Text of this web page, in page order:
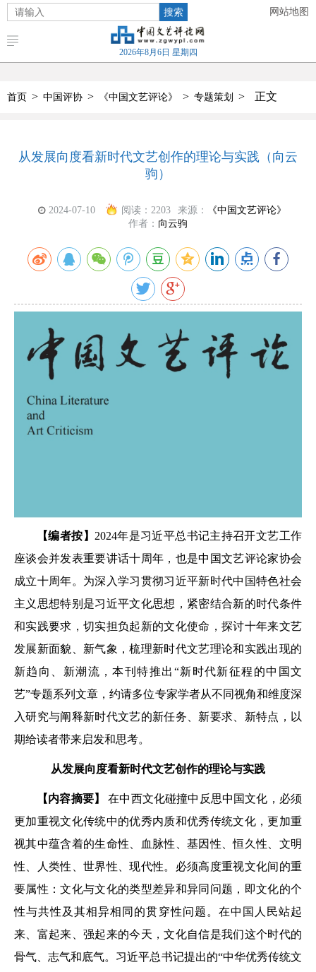
搜索 网站地图
2026年8月6日 星期四
首页 > 中国评协 > 《中国文艺评论》 > 专题策划 > 正文
从发展向度看新时代文艺创作的理论与实践（向云
驹）
2024-07-10 阅读： 2203 来源：
《中国文艺评论》
作者： 向云驹
【编者按】 2024年是习近平总书记主持召开文艺工作
座谈会并发表重要讲话十周年，也是中国文艺评论家协会
成立十周年。为深入学习贯彻习近平新时代中国特色社会
主义思想特别是习近平文化思想，紧密结合新的时代条件
和实践要求，切实担负起新的文化使命，探讨十年来文艺
发展新面貌、新气象，梳理新时代文艺理论和实践出现的
新趋向、新潮流，本刊特推出“新时代新征程的中国文
艺”专题系列文章，约请多位专家学者从不同视角和维度深
入研究与阐释新时代文艺的新任务、新要求、新特点，以
期给读者带来启发和思考。
从发展向度看新时代文艺创作的理论与实践
【内容摘要】在中西文化碰撞中反思中国文化，必须
更加重视文化传统中的优秀内质和优秀传统文化，更加重
视其中蕴含着的生命性、血脉性、基因性、恒久性、文明
性、人类性、世界性、现代性。必须高度重视文化间的重
要属性：文化与文化的类型差异和异同问题，即文化的个
性与共性及其相异相同的贯穿性问题。在中国人民站起
来、富起来、强起来的今天，文化自信是我们这个时代的
骨气、志气和底气。习近平总书记提出的“中华优秀传统文